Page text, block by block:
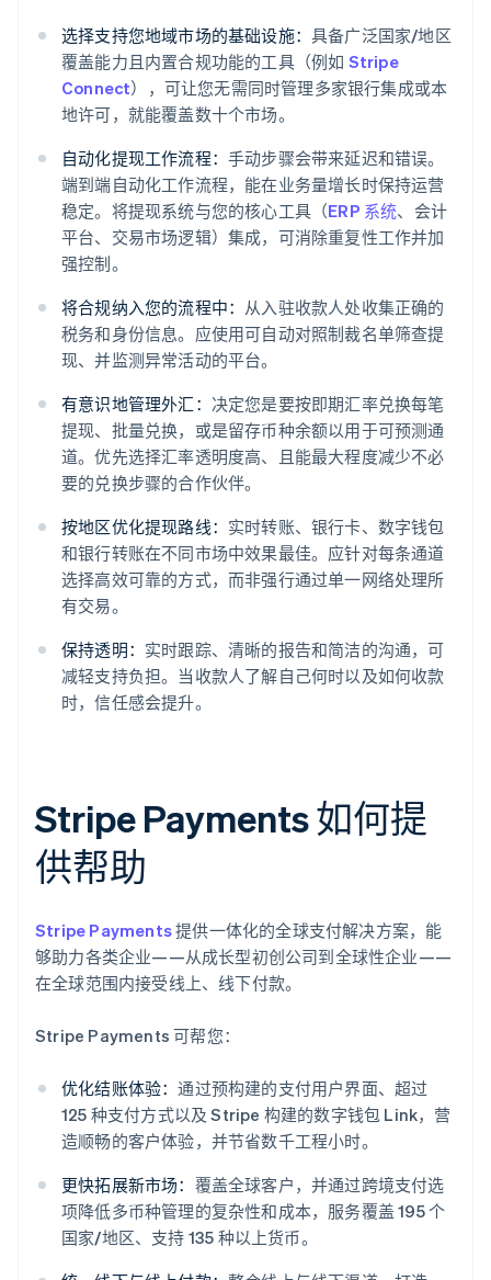
选择支持您地域市场的基础设施： 具备广泛国家/地区
覆盖能力且内置合规功能的工具（例如 Stripe
Connect），可让您无需同时管理多家银行集成或本
地许可，就能覆盖数十个市场。
自动化提现工作流程： 手动步骤会带来延迟和错误。
端到端自动化工作流程，能在业务量增长时保持运营
稳定。将提现系统与您的核心工具（ERP 系统、会计
平台、交易市场逻辑）集成，可消除重复性工作并加
强控制。
将合规纳入您的流程中： 从入驻收款人处收集正确的
税务和身份信息。应使用可自动对照制裁名单筛查提
现、并监测异常活动的平台。
有意识地管理外汇： 决定您是要按即期汇率兑换每笔
提现、批量兑换，或是留存币种余额以用于可预测通
道。优先选择汇率透明度高、且能最大程度减少不必
要的兑换步骤的合作伙伴。
按地区优化提现路线： 实时转账、银行卡、数字钱包
和银行转账在不同市场中效果最佳。应针对每条通道
选择高效可靠的方式，而非强行通过单一网络处理所
有交易。
保持透明： 实时跟踪、清晰的报告和简洁的沟通，可
减轻支持负担。当收款人了解自己何时以及如何收款
时，信任感会提升。
Stripe Payments 如何提
供帮助
Stripe Payments提供一体化的全球支付解决方案，能
够助力各类企业——从成长型初创公司到全球性企业——
在全球范围内接受线上、线下付款。
Stripe Payments 可帮您：
优化结账体验：通过预构建的支付用户界面、超过
125 种支付方式以及 Stripe 构建的数字钱包 Link，营
造顺畅的客户体验，并节省数千工程小时。
更快拓展新市场： 覆盖全球客户，并通过跨境支付选
项降低多币种管理的复杂性和成本，服务覆盖 195 个
国家/地区、支持 135 种以上货币。